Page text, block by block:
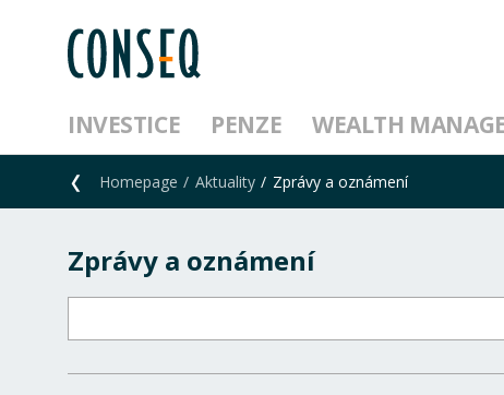
INVESTICE PENZE WEALTH
Homepage Aktuality Zprávy a oznámení
Zprávy a oznámení